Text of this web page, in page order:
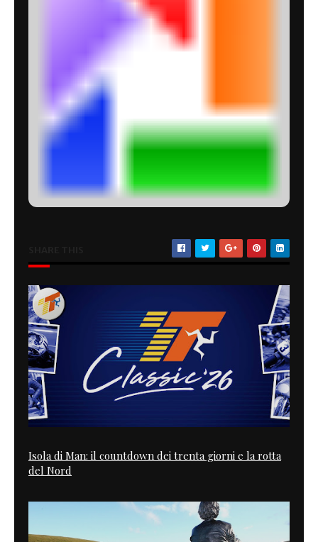
Isola di Man: il countdown dei trenta giorni e la rotta
del Nord